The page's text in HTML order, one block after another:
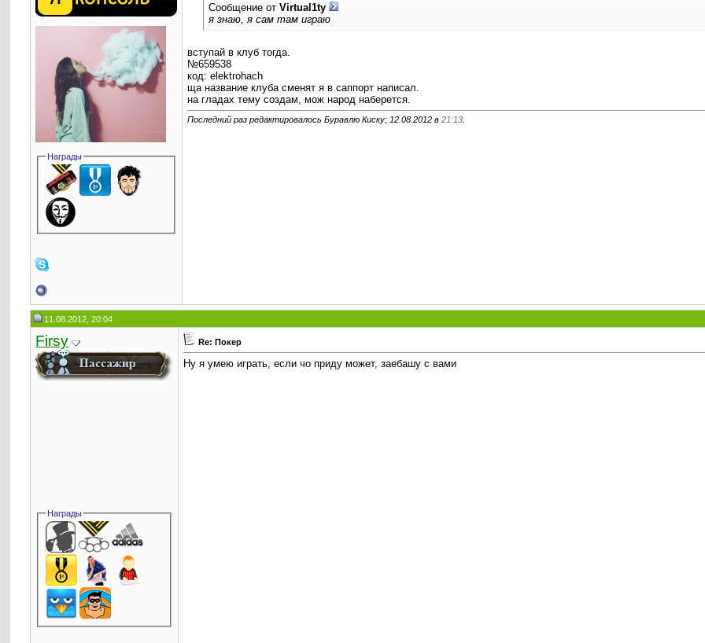
Награды
Сообщение отVirtual1ty
я знаю, я сам там играю
вступай в клуб тогда.
№659538
код: elektrohach
ща название клуба сменят я в саппорт написал.
на гладах тему создам, мож народ наберется.
Последний раз редактировалось Буравлю Киску; 12.08.2012 в21:13
11.08.2012, 20:04
Firsy
Награды
Re: Покер
Ну я умею играть, если чо приду может, заебашу с вами